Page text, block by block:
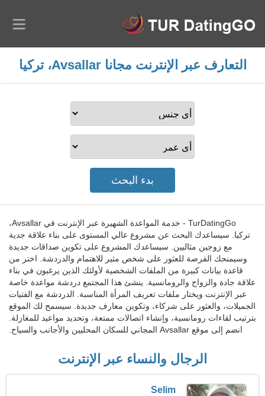
التعارف عبر الإنترنت مجانا Avsallar، تركيا
TurDatingGo - خدمة المواعدة الشهيرة عبر الإنترنت في Avsallar،
تركيا. سيساعدك البحث عن مشروع عالي المستوى على بناء علاقة جدية
مع زوجين مثاليين. سيساعدك المشروع على تكوين صداقات جديدة
وسيمنحك الفرصة للعثور على شخص مثير للاهتمام والدردشة. اختر من
قاعدة بيانات كبيرة من الملفات الشخصية لأولئك الذين يرغبون في بناء
علاقة جادة والزواج والرومانسية. ينشئ هذا المجتمع دردشة مواعدة خاصة
عبر الإنترنت ويختار ملفات تعريف المرأة المناسبة. الدردشة مع الفتيات
الجميلات، والعثور على شركاء، وتكوين معارف جديدة. سيسمح لك الموقع
بترتيب لقاءات رومانسية، وإنشاء اتصالات ممتعة، وتحديد مواعيد للمغازلة.
انضم إلى موقع Avsallar المجاني للسكان المحليين والأجانب والسياح.
الرجال والنساء عبر الإنترنت
Selim